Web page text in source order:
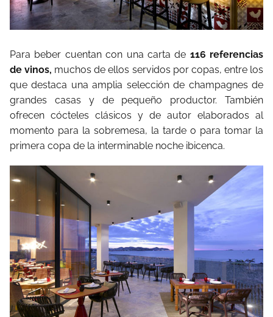
Para beber cuentan con una carta de 116 referencias
de vinos, muchos de ellos servidos por copas, entre los
que destaca una amplia selección de champagnes de
grandes casas y de pequeño productor. También
ofrecen cócteles clásicos y de autor elaborados al
momento para la sobremesa, la tarde o para tomar la
primera copa de la interminable noche ibicenca.